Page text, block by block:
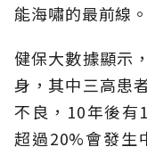
能海嘯的最前線。
健保大數據顯示
身，其中三高患
不良，10年後有
超過20%會發生